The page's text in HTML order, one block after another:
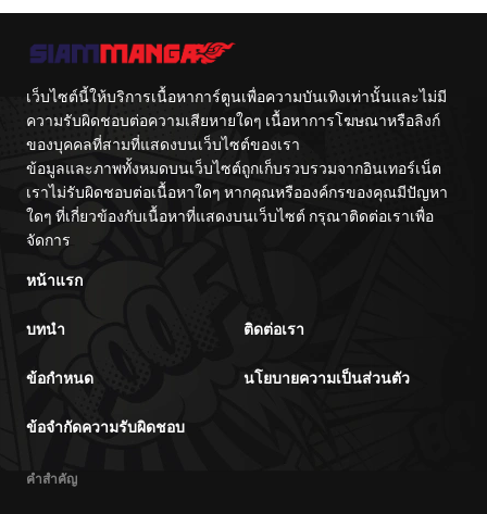
เว็บไซต์นี้ให้บริการเนื้อหาการ์ตูนเพื่อความบันเทิงเท่านั้นและไม่มี
ความรับผิดชอบต่อความเสียหายใดๆ เนื้อหาการโฆษณาหรือลิงก์
ของบุคคลที่สามที่แสดงบนเว็บไซต์ของเรา
ข้อมูลและภาพทั้งหมดบนเว็บไซต์ถูกเก็บรวบรวมจากอินเทอร์เน็ต
เราไม่รับผิดชอบต่อเนื้อหาใดๆ หากคุณหรือองค์กรของคุณมีปัญหา
ใดๆ ที่เกี่ยวข้องกับเนื้อหาที่แสดงบนเว็บไซต์ กรุณาติดต่อเราเพื่อ
จัดการ
หน้าแรก
บทนำ ติดต่อเรา
ข้อกำหนด นโยบายความเป็นส่วนตัว
ข้อจำกัดความรับผิดชอบ
คำสำคัญ